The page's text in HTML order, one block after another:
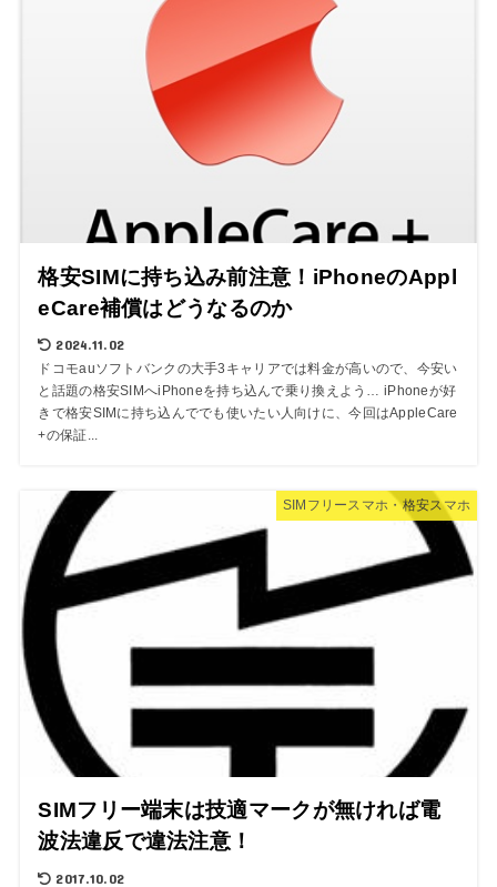
格安SIMに持ち込み前注意！iPhoneのAppl
eCare補償はどうなるのか
2024.11.02
ドコモauソフトバンクの大手3キャリアでは料金が高いので、今安い
と話題の格安SIMへiPhoneを持ち込んで乗り換えよう… iPhoneが好
きで格安SIMに持ち込んででも使いたい人向けに、今回はAppleCare
+の保証...
SIMフリースマホ・格安スマホ
SIMフリー端末は技適マークが無ければ電
波法違反で違法注意！
2017.10.02